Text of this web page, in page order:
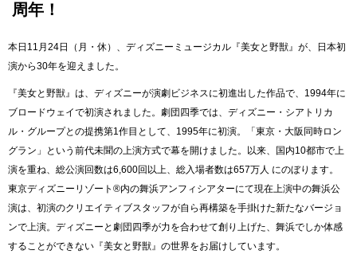
周年！
本日11月24日（月・休）、ディズニーミュージカル『美女と野獣』が、日本初
演から30年を迎えました。
『美女と野獣』は、ディズニーが演劇ビジネスに初進出した作品で、1994年に
ブロードウェイで初演されました。劇団四季では、ディズニー・シアトリカ
ル・グループとの提携第1作目として、1995年に初演。「東京・大阪同時ロン
グラン」という前代未聞の上演方式で幕を開けました。以来、国内10都市で上
演を重ね、総公演回数は6,600回以上、総入場者数は657万人 にのぼります。
東京ディズニーリゾート®内の舞浜アンフィシアターにて現在上演中の舞浜公
演は、初演のクリエイティブスタッフが自ら再構築を手掛けた新たなバージョ
ンで上演。ディズニーと劇団四季が力を合わせて創り上げた、舞浜でしか体感
することができない『美女と野獣』の世界をお届けしています。